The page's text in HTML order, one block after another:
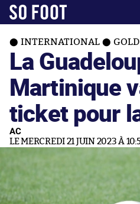
INTERNATIONAL
La
Martinique
ticket pour
AC
LE MERCREDI 21 JUIN 2023 À